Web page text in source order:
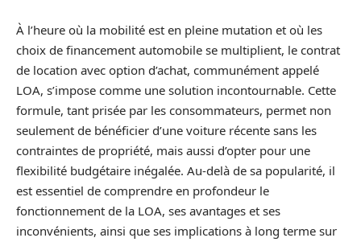
À l’heure où la mobilité est en pleine mutation et où les
choix de financement automobile se multiplient, le contrat
de location avec option d’achat, communément appelé
LOA, s’impose comme une solution incontournable. Cette
formule, tant prisée par les consommateurs, permet non
seulement de bénéficier d’une voiture récente sans les
contraintes de propriété, mais aussi d’opter pour une
flexibilité budgétaire inégalée. Au-delà de sa popularité, il
est essentiel de comprendre en profondeur le
fonctionnement de la LOA, ses avantages et ses
inconvénients, ainsi que ses implications à long terme sur